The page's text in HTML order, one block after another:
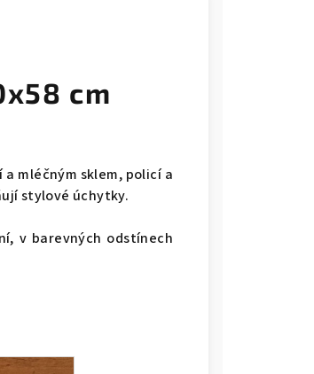
cm
mléčným sklem, policí a
stylové úchytky.
v barevných odstínech